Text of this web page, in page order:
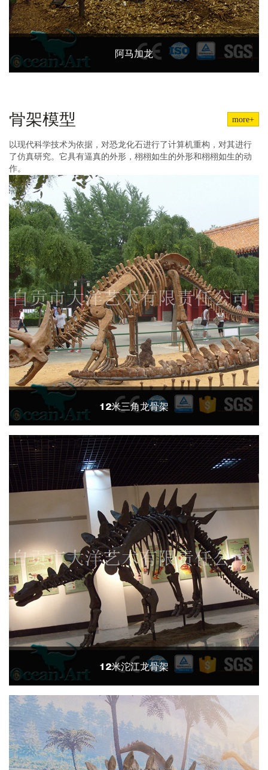
阿马加龙
骨架模型 more+
以现代科学技术为依据，对恐龙化石进行了计算机重构，对其进行
了仿真研究。它具有逼真的外形，栩栩如生的外形和栩栩如生的动
作。
12米三角龙骨架
12米沱江龙骨架